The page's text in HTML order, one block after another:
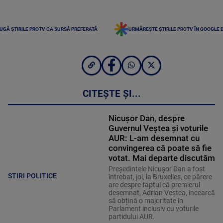
ȘTIRILE PROTV CA SURSĂ PREFERATĂ URMĂREȘTE ȘTIRILE PROTV ÎN GOOGLE
CITEȘTE ȘI...
STIRI POLITICE
Nicușor Dan, despre
Guvernul Veștea și voturile
AUR: L-am desemnat cu
convingerea că poate să fie
votat. Mai departe discutăm
Președintele Nicușor Dan a fost
întrebat, joi, la Bruxelles, ce părere
are despre faptul că premierul
desemnat, Adrian Veștea, încearcă
să obțină o majoritate în
Parlament inclusiv cu voturile
partidului AUR.